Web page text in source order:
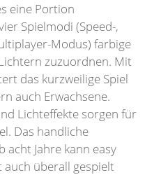
eine Portion
Spielmodi (Speed-,
Modus) farbige
zuzuordnen. Mit
das kurzweilige Spiel
auch Erwachsene.
Lichteffekte sorgen für
Das handliche
acht Jahre kann easy
überall gespielt